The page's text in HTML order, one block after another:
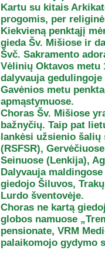
Kartu su kitais
progomis, per
Kiekvieną penktąjį
gieda Šv. Mišiose ir
Švč. Sakramento
Vėlinių Oktavos metu
dalyvauja
Gavėnios metu
apmąstymuose.
Choras Šv. Mišiose
bažnyčių. Taip pat
lankėsi užsienio šalių
(RSFSR),
Seinuose (Lenkija),
Dalyvauja
giedojo Šiluvos,
Lurdo šventovėje.
Choras ne kartą
globos namuose
pensionate, VRM
palaikomojo gydymo